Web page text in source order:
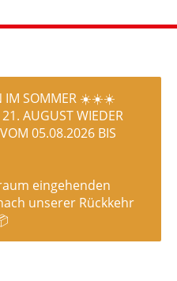
IM SOMMER ☀️☀️☀️
AUGUST WIEDER
05.08.2026 BIS
eingehenden
unserer Rückkehr